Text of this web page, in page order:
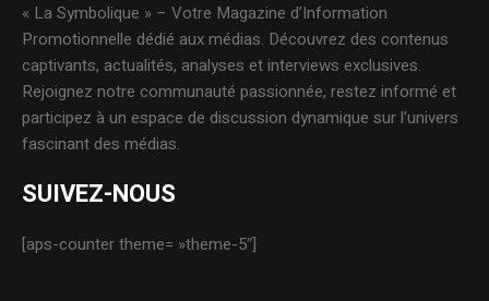
« La Symbolique » – Votre Magazine d’Information
Promotionnelle dédié aux médias. Découvrez des contenus
captivants, actualités, analyses et interviews exclusives.
Rejoignez notre communauté passionnée, restez informé et
participez à un espace de discussion dynamique sur l’univers
fascinant des médias.
SUIVEZ-NOUS
[aps-counter theme= »theme-5″]